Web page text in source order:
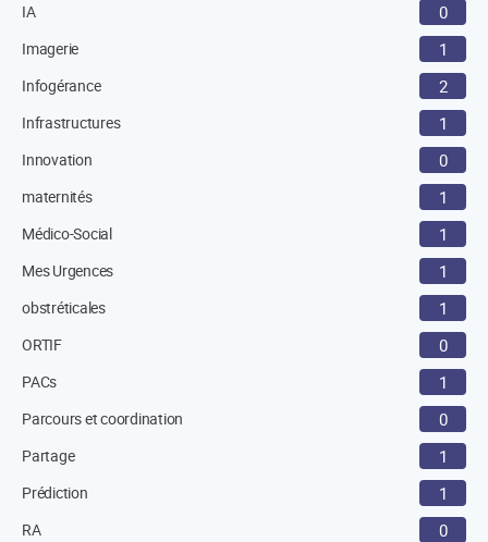
IA 0
Imagerie 1
Infogérance 2
Infrastructures 1
Innovation 0
maternités 1
Médico-Social 1
Mes Urgences 1
obstréticales 1
ORTIF 0
PACs 1
Parcours et coordination 0
Partage 1
Prédiction 1
RA 0